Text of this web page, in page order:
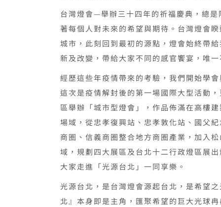
台灣燈會—舉辦三十四年的祈福慶典，總
著每個人對未來的希望與期待。台灣燈會
城市，此刻回到最初的源點，燈會始終帶
新及改變，帶給大家不同的感官饗宴，唯
經歷這些年疫情帶來的考驗，我們開始學
這次是疫情解封後的第一場國際大型活動
區舉辦「城市型燈會」，作品佈滿在高樓
場域，從忠孝復興站、忠孝敦化站、國父
商圈、信義商圈整合地方商圈產業，加入
域，規劃四大展區及台北十二行政燈區展
大家走進「光源台北」一同享樂。
光源台北，是台灣燈會源起台北，是希望
北』本身即是主角，匯聚希望的巨大光球